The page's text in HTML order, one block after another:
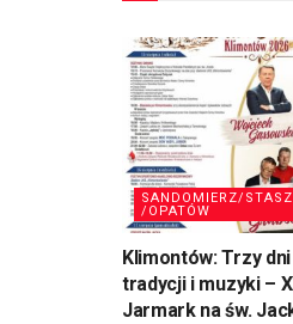
SANDOMIERZ/
/OPATÓW
Klimontów: Trzy dni
tradycji i muzyki –
Jarmark na św.